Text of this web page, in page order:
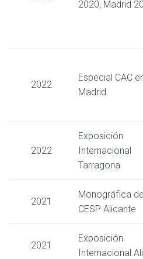
2020, Madrid
2022
Especial CAC
Madrid
2022
Exposición
Internacional
Tarragona
2021
Monográfica
CESP Alicante
2021
Exposición
Internacional